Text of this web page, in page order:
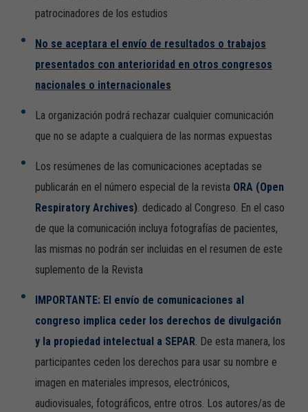
patrocinadores de los estudios
No se aceptara el envío de resultados o trabajos
presentados con anterioridad en otros congresos
nacionales o internacionales
La organización podrá rechazar cualquier comunicación
que no se adapte a cualquiera de las normas expuestas
Los resúmenes de las comunicaciones aceptadas se
publicarán en el número especial de la revista ORA (Open
Respiratory Archives). dedicado al Congreso. En el caso
de que la comunicación incluya fotografías de pacientes,
las mismas no podrán ser incluidas en el resumen de este
suplemento de la Revista
IMPORTANTE: El envío de comunicaciones al
congreso implica ceder los derechos de divulgación
y la propiedad intelectual a SEPAR. De esta manera, los
participantes ceden los derechos para usar su nombre e
imagen en materiales impresos, electrónicos,
audiovisuales, fotográficos, entre otros. Los autores/as de